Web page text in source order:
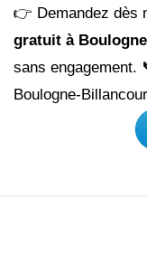
👉 Demandez dès
gratuit à
sans engagement.
Boulogne-